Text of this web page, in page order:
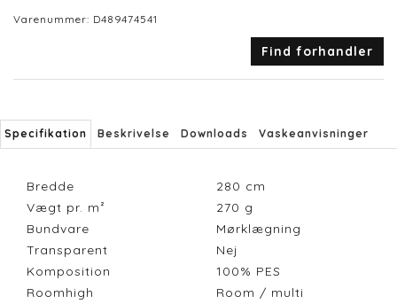
Varenummer: D489474541
Find forhandler
Specifikation Beskrivelse Downloads Vaskeanvisninger
Bredde 280 cm
Vægt pr. m²
270 g
Bundvare
Mørklægning
Transparent
Nej
Komposition
100% PES
Roomhigh
Room / multi